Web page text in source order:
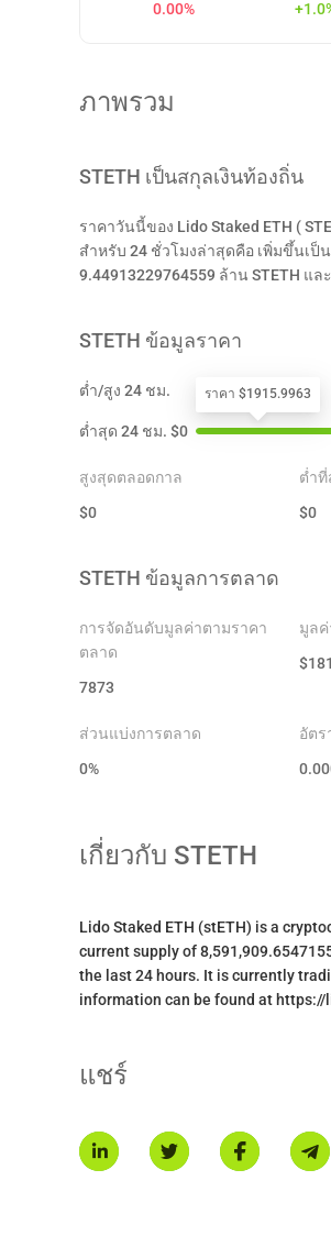
0.00%
ภาพรวม
STETH เป็นสกุลเงินท้องถิ่น
ราคาวันนี้ของ Lido Staked ETH (
สำหรับ 24 ชั่วโมงล่าสุดคือ เพิ่มขึ้นเป็น
9.44913229764559 ล้าน STETH แ
STETH ข้อมูลราคา
ต่ำ/สูง 24 ชม.
ต่ำสุด 24 ชม. $0
ราคา $1915.9963
สูงสุดตลอดกาล
$0
ต่ำที่
$0
STETH ข้อมูลการตลาด
การจัดอันดับมูลค่าตามราคา
ตลาด
7873
มูลค่
$
ส่วนแบ่งการตลาด
0%
อัตร
เกี่ยวกับ STETH
Lido Staked ETH (stETH) is a
current supply of
the last 24 hours. It is currently
information can be found at
แชร์